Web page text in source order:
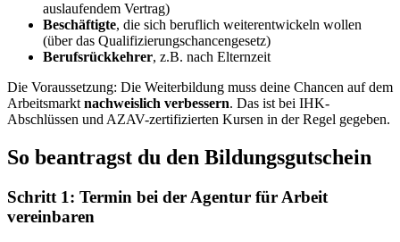
auslaufendem Vertrag)
Beschäftigte, die sich beruflich weiterentwickeln wollen
(über das Qualifizierungschancengesetz)
Berufsrückkehrer, z.B. nach Elternzeit
Die Voraussetzung: Die Weiterbildung muss deine Chancen auf dem
Arbeitsmarktnachweislich verbessern. Das ist bei IHK-
Abschlüssen und AZAV-zertifizierten Kursen in der Regel gegeben.
So beantragst du den Bildungsgutschein
Schritt 1: Termin bei der Agentur für Arbeit
vereinbaren